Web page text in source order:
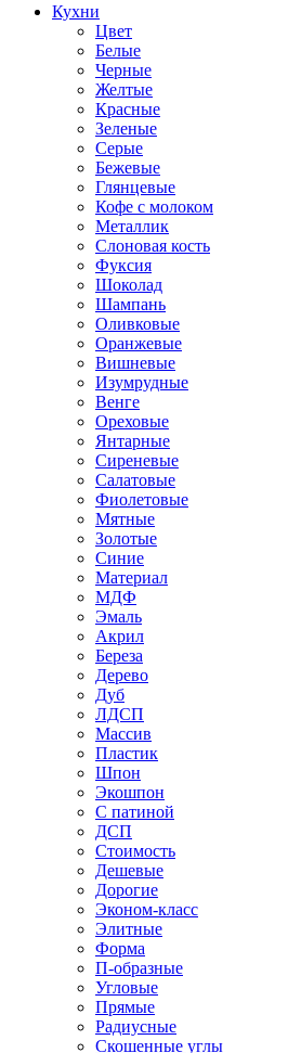
Кухни
Цвет
Белые
Черные
Желтые
Красные
Зеленые
Серые
Бежевые
Глянцевые
Кофе с молоком
Металлик
Слоновая кость
Фуксия
Шоколад
Шампань
Оливковые
Оранжевые
Вишневые
Изумрудные
Венге
Ореховые
Янтарные
Сиреневые
Салатовые
Фиолетовые
Мятные
Золотые
Синие
Материал
МДФ
Эмаль
Акрил
Береза
Дерево
Дуб
ЛДСП
Массив
Пластик
Шпон
Экошпон
С патиной
ДСП
Стоимость
Дешевые
Дорогие
Эконом-класс
Элитные
Форма
П-образные
Угловые
Прямые
Радиусные
Скошенные углы